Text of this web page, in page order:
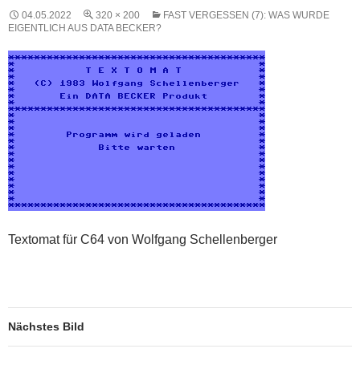
04.05.2022 320 × 200
FAST VERGESSEN (7): WAS WURDE
EIGENTLICH AUS DATA BECKER?
Textomat für C64 von Wolfgang Schellenberger
Nächstes Bild